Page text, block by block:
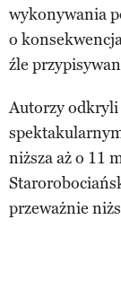
wykonywania
o
źle
Autorzy odkryli
niższa aż o 11
przeważnie